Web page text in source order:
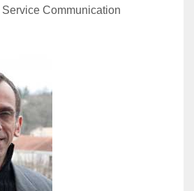
Service Communication